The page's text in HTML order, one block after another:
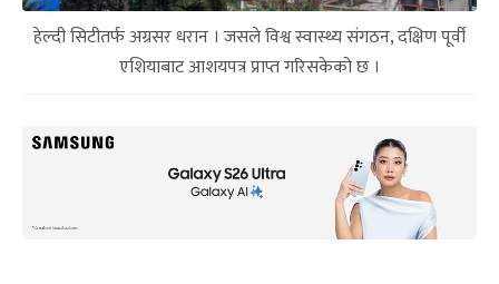
हेल्दी सिटीतर्फ अग्रसर धरान । जसले विश्व स्वास्थ्य संगठन, दक्षिण पूर्वी
एशियाबाट आशयपत्र प्राप्त गरिसकेको छ ।